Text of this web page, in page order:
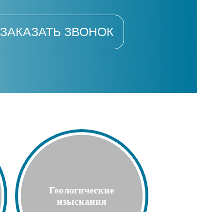
ЗАКАЗАТЬ ЗВОНОК
Геологические
изыскания